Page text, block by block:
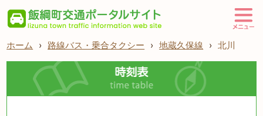
ホーム › 路線バス・乗合タクシー › 地蔵久保線 › 北川